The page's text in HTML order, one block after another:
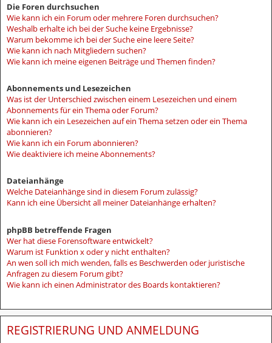
Die Foren durchsuchen
Wie kann ich ein Forum oder mehrere Foren durchsuchen?
Weshalb erhalte ich bei der Suche keine Ergebnisse?
Warum bekomme ich bei der Suche eine leere Seite?
Wie kann ich nach Mitgliedern suchen?
Wie kann ich meine eigenen Beiträge und Themen finden?
Abonnements und Lesezeichen
Was ist der Unterschied zwischen einem Lesezeichen und einem
Abonnements für ein Thema oder Forum?
Wie kann ich ein Lesezeichen auf ein Thema setzen oder ein Thema
abonnieren?
Wie kann ich ein Forum abonnieren?
Wie deaktiviere ich meine Abonnements?
Dateianhänge
Welche Dateianhänge sind in diesem Forum zulässig?
Kann ich eine Übersicht all meiner Dateianhänge erhalten?
phpBB betreffende Fragen
Wer hat diese Forensoftware entwickelt?
Warum ist Funktion x oder y nicht enthalten?
An wen soll ich mich wenden, falls es Beschwerden oder juristische
Anfragen zu diesem Forum gibt?
Wie kann ich einen Administrator des Boards kontaktieren?
REGISTRIERUNG UND ANMELDUNG